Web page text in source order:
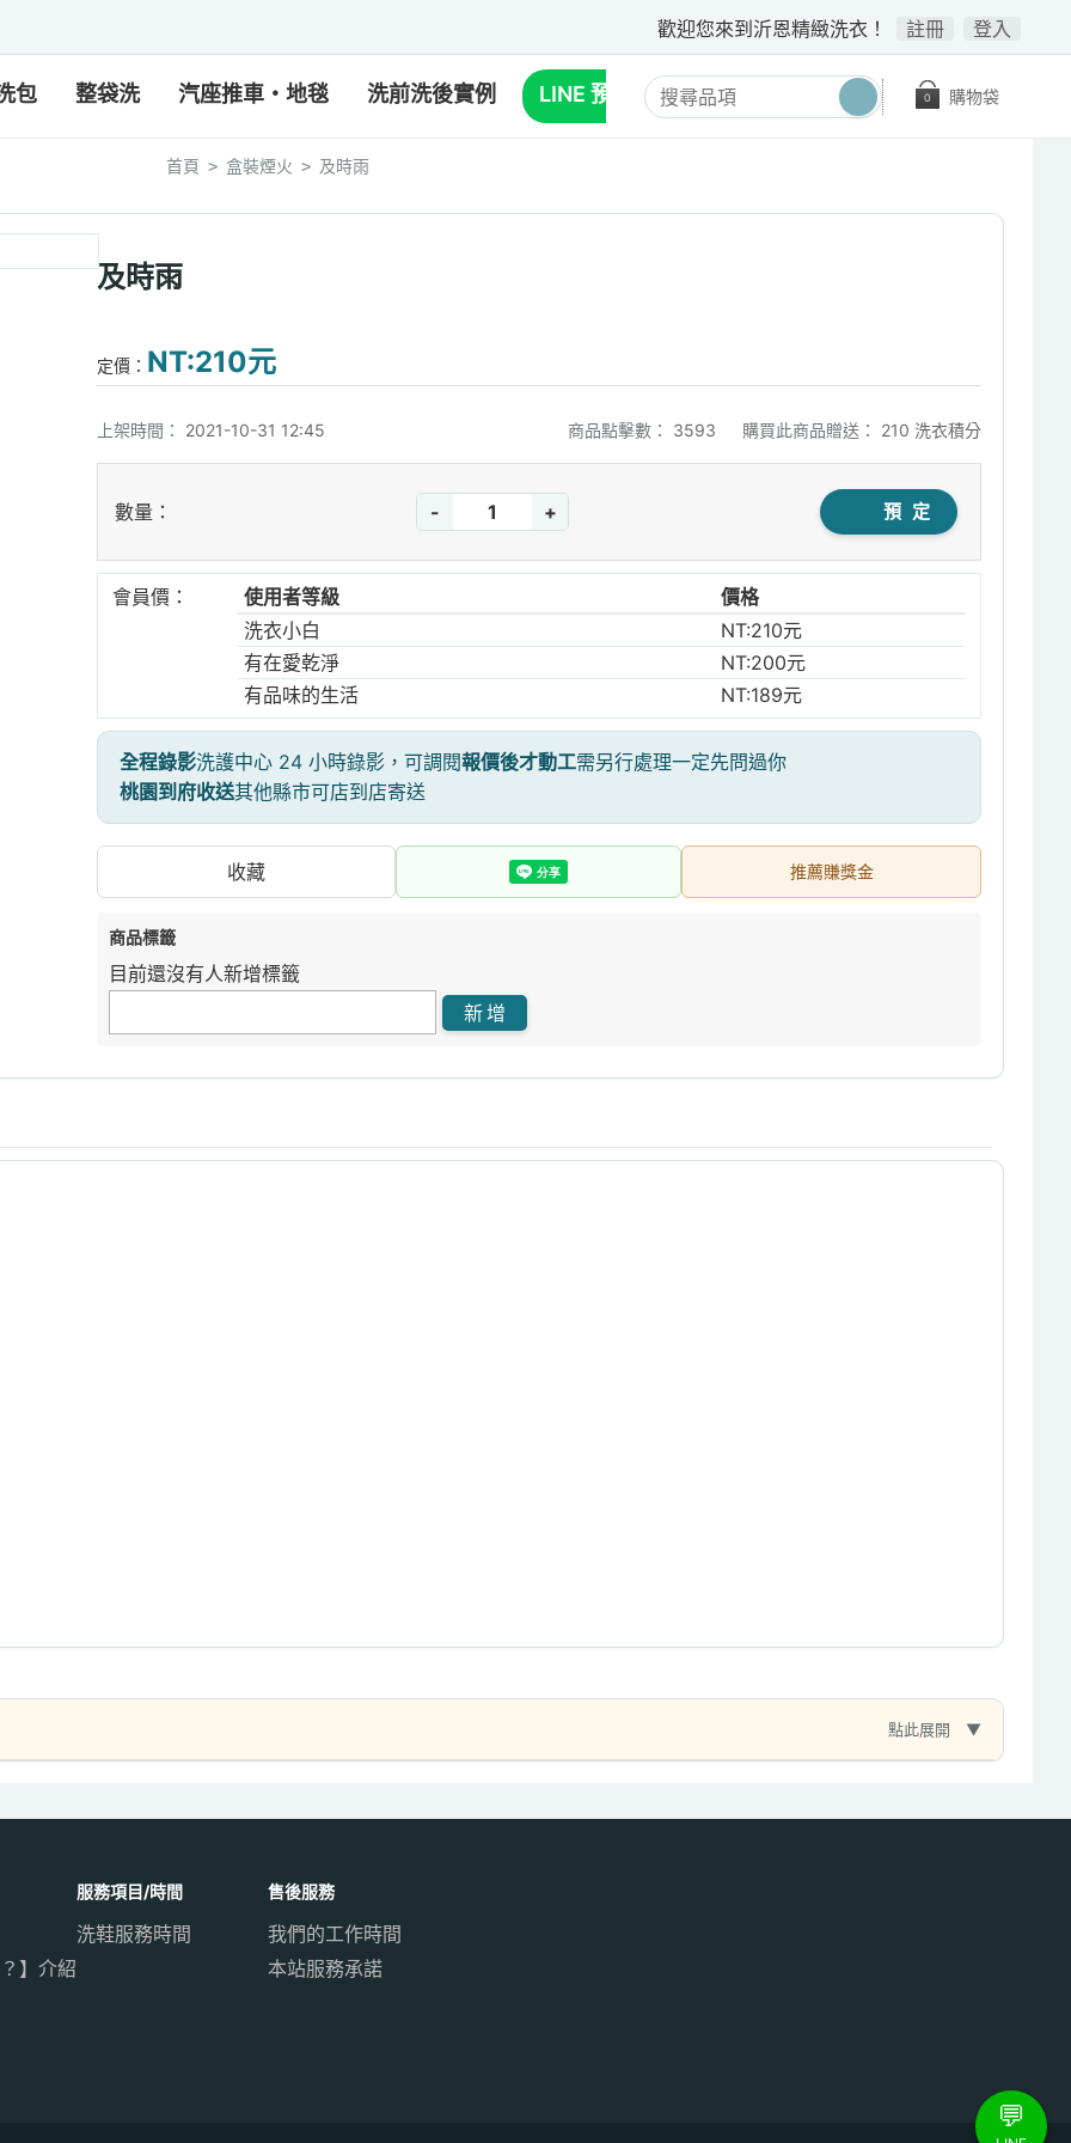
歡迎您來到沂恩精緻洗衣！ 註冊 登入
包 整袋洗 汽座推車・地毯 洗前洗後實例 LINE 預約收送 購物袋
0
首頁 > 盒裝煙火 > 及時雨
及時雨
定價： NT:210元
上架時間： 2021-10-31 12:45 商品點擊數： 3593 購買此商品贈送： 210 洗衣積分
數量： - + 預 定
會員價： 使用者等級
價格
洗衣小白
NT:210元
有在愛乾淨
NT:200元
有品味的生活
NT:189元
全程錄影洗護中心 24 小時錄影，可調閱報價後才動工需另行處理一定先問過你
桃園到府收送其他縣市可店到店寄送
收藏 推薦賺獎金
商品標籤
目前還沒有人新增標籤
點此展開
】介紹
服務項目/時間
洗鞋服務時間
售後服務
我們的工作時間
本站服務承諾
💬